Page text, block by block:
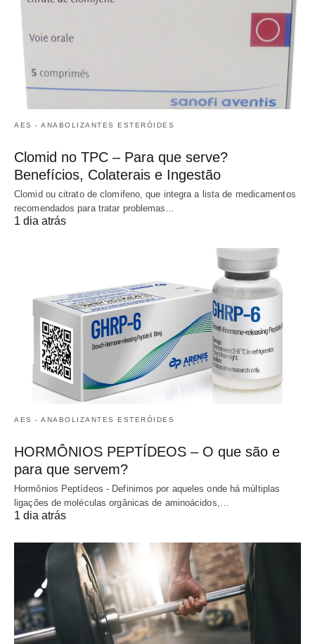
AES - ANABOLIZANTES ESTERÓIDES
Clomid no TPC – Para que serve?
Benefícios, Colaterais e Ingestão
Clomid ou citrato de clomifeno, que integra a lista de medicamentos
recomendados para tratar problemas…
1 dia atrás
AES - ANABOLIZANTES ESTERÓIDES
HORMÔNIOS PEPTÍDEOS – O que são e
para que servem?
Hormônios Peptídeos - Definimos por aqueles onde há múltiplas
ligações de moléculas orgânicas de aminoácidos,…
1 dia atrás